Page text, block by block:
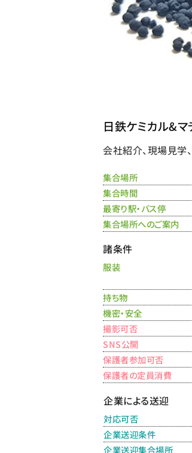
日鉄ケミカル&
会社紹介、現場見学
集合場所
集合時間
最寄り駅・バス停
集合場所へのご案内
諸条件
服装
持ち物
機密・安全
撮影可否
SNS公開
保護者参加可否
保護者の定員消費
企業による送迎
対応可否
企業送迎条件
企業送迎集合場所